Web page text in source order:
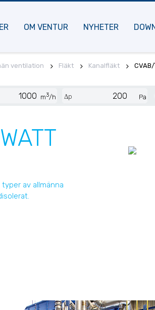
OM VENTUR NYHETER
ventilation Fläkt Kanalfläkt CVAB/
m3/h Δp Pa
av allmänna